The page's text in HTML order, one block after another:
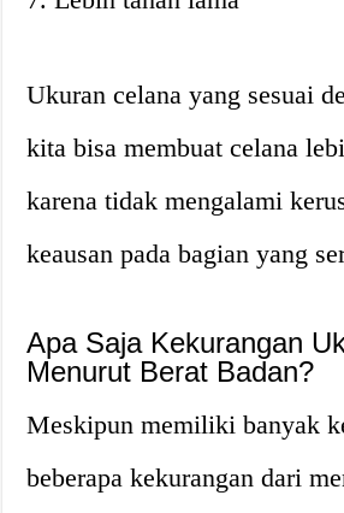
Ukuran celana yang sesuai
kita bisa membuat celana
karena tidak mengalami
keausan pada bagian yang
Apa Saja Kekurangan
Menurut Berat Badan?
Meskipun memiliki banyak
beberapa kekurangan dari